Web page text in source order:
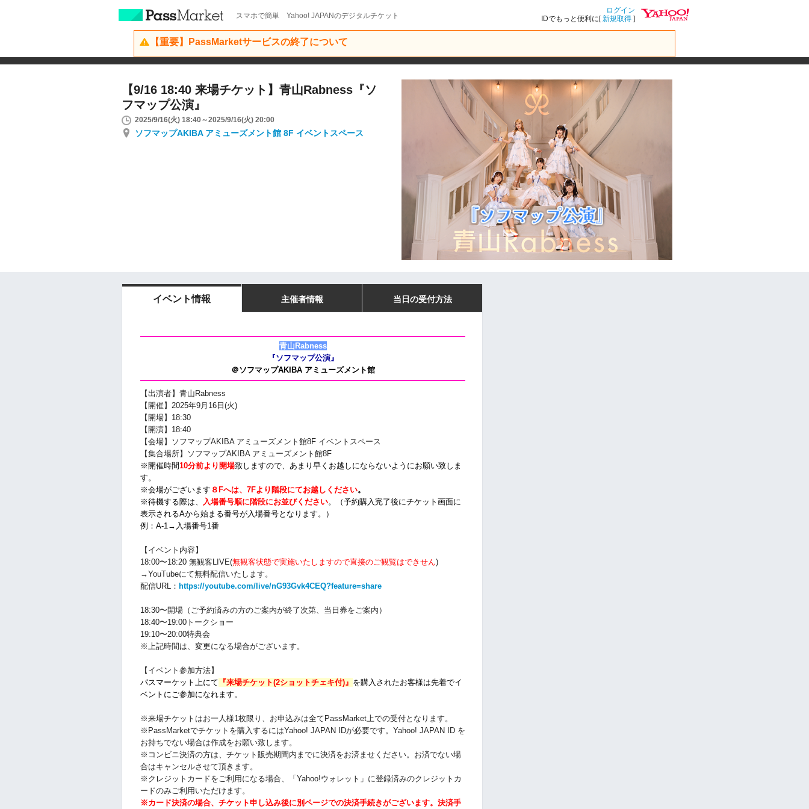
スマホで簡単 Yahoo! JAPANのデジタルチケット
ログイン
IDでもっと便利に[新規取得 ]
【重要】PassMarketサービスの終了について
【9/16 18:40 来場チケット】青山Rabness『ソ
フマップ公演』
2025/9/16(火) 18:40～2025/9/16(火) 20:00
ソフマップAKIBA アミューズメント館 8F イベントスペース
イベント情報 主催者情報 当日の受付方法
青山Rabness
『ソフマップ公演』
＠ソフマップAKIBA アミューズメント館
【出演者】青山Rabness
【開催】2025年9月16日(火)
【開場】18:30
【開演】18:40
【会場】ソフマップAKIBA アミューズメント館8F イベントスペース
【集合場所】ソフマップAKIBA アミューズメント館8F
※開催時間10分前より開場致しますので、あまり早くお越しにならないようにお願い致しま
す。
※会場がございます ８Fへは、7Fより階段にてお越しください。
※待機する際は、 入場番号順に階段にお並びください。（予約購入完了後にチケット画面に
表示されるAから始まる番号が入場番号となります。）
例：A-1→入場番号1番
【イベント内容】
18:00〜18:20 無観客LIVE(無観客状態で実施いたしますので直接のご観覧はできせん)
→YouTubeにて無料配信いたします。
配信URL： https://youtube.com/live/nG93Gvk4CEQ?feature=share
18:30〜開場 （ご予約済みの方のご案内が終了次第、当日券をご案内）
18:40〜19:00トークショー
19:10〜20:00特典会
※上記時間は、変更になる場合がございます。
【イベント参加方法】
パスマーケット上にて 『来場チケット(2ショットチェキ付)』 を購入されたお客様は先着でイ
ベントにご参加になれます。
※来場チケットはお一人様1枚限り、お申込みは全てPassMarket上での受付となります。
※PassMarketでチケットを購入するにはYahoo! JAPAN IDが必要です。Yahoo! JAPAN ID を
お持ちでない場合は作成をお願い致します。
※コンビニ決済の方は、チケット販売期間内までに決済をお済ませください。お済でない場
合はキャンセルさせて頂きます。
※クレジットカードをご利用になる場合、「Yahoo!ウォレット」に登録済みのクレジットカ
ードのみご利用いただけます。
※カード決済の場合、チケット申し込み後に別ページでの決済手続きがございます。 決済手